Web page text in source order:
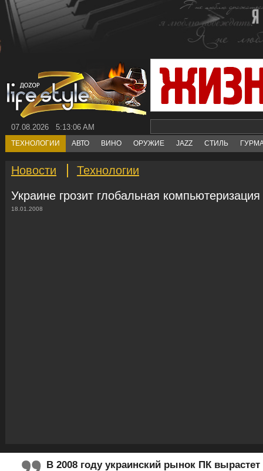
07.08.2026 5:13:06 AM
ТЕХНОЛОГИИ АВТО ВИНО ОРУЖИЕ JAZZ СТИЛЬ
Новости
Технологии
Украине грозит глобальная компьютеризация
18.01.2008
В 2008 году украинский рынок ПК вырастет